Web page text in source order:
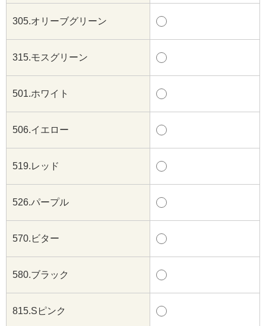
305.オリーブグリーン
315.モスグリーン
501.ホワイト
506.イエロー
519.レッド
526.パープル
570.ビター
580.ブラック
815.Sピンク